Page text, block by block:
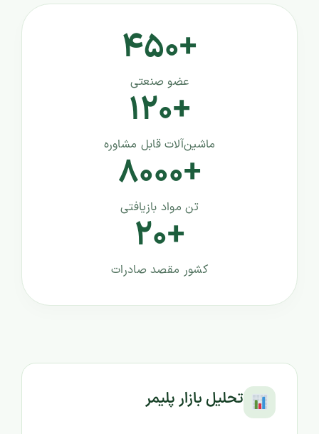
+۴۵۰
عضو صنعتی
+۱۲۰
ماشین‌آلات قابل مشاوره
+۸۰۰۰
تن مواد بازیافتی
+۲۰
کشور مقصد صادرات
تحلیل بازار پلیمر